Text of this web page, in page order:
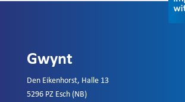
Gwynt
Den Eikenhorst, Halle 13
5296 PZ Esch (NB)